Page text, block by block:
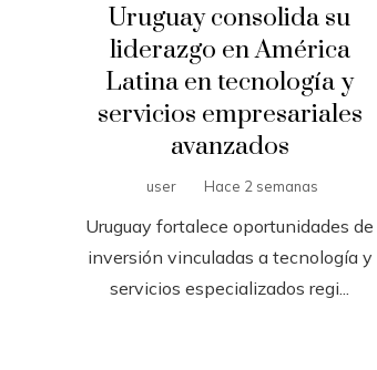
Uruguay consolida su
liderazgo en América
Latina en tecnología y
servicios empresariales
avanzados
user Hace 2 semanas
Uruguay fortalece oportunidades de
inversión vinculadas a tecnología y
servicios especializados regi...